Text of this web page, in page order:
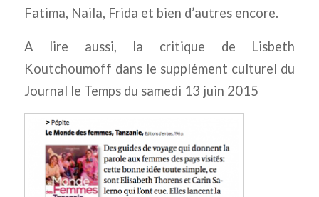
Fatima, Naila, Frida et bien d’autres encore.
A lire aussi, la critique de Lisbeth
Koutchoumoff dans le supplément culturel du
Journal le Temps du samedi 13 juin 2015